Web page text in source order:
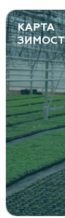
www.yoly-
«ВЕНЕВ»
Тульская
Борщевое,
8 963 224
https://
«ВЕНЕВ»
Тульская
Борщевое,
8 963 224
https://
КАРТА